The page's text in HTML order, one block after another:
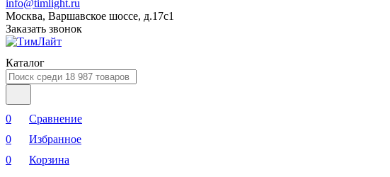
info@timlight.ru
Москва, Варшавское шоссе, д.17c1
Заказать звонок
Каталог
0
Сравнение
0
Избранное
0
Корзина